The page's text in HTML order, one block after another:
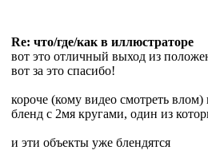
Re: что/где/как в иллюстраторе
вот это отличный выход из
вот за это спасибо!
короче (кому видео смотреть
бленд с 2мя кругами, один из
и эти объекты уже блендятся